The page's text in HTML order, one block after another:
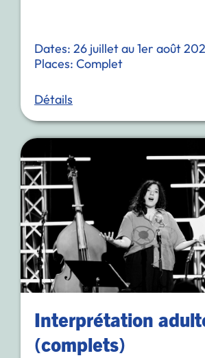
Dates: 26 juillet au 1er août
Places: Complet
Détails
Interprétation
(complets)